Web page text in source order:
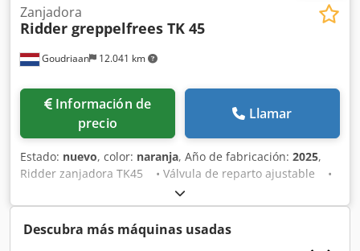
Goudriaan 12.041 km
Zanjadora
Ridder greppelfrees TK 45
Información de
precio
Llamar
Estado: nuevo, color: naranja, Año de fabricación: 2025,
Ridder zanjadora TK45 • Válvula de reparto ajustable •
Cuchillas intercambiables • Toma de fuerza con
acoplamiento de perno fusible • Transmisión por PTO
540 rpm Chodpezfb Auofx Al Dsa Estado: Nuevo Año de
Descubra más máquinas usadas